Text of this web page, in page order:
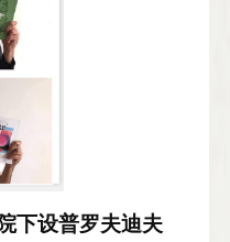
下设普罗夫迪夫